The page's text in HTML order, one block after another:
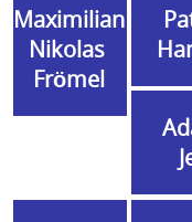
Maximilian
Nikolas
Frömel